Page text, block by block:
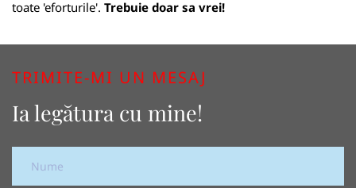
toate 'eforturile'. Trebuie doar sa vrei!
TRIMITE-MI UN MESAJ
Ia legătura cu mine!